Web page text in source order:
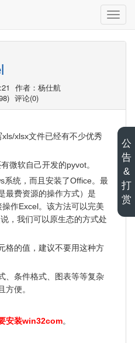
切
换
导
作者：杨仕航
评论(0)
xlsx文件已经有不少优秀
微软自己开发的pyvot。
系统，而且安装了Office。最
最费资源的操作方式）是
作Excel。该方法可以完美
，我们可以原生态的方式处
格的值，建议不要用这种方
、条件格式、图表等等复杂
方便。
安装win32com。
公
告
&
打
赏